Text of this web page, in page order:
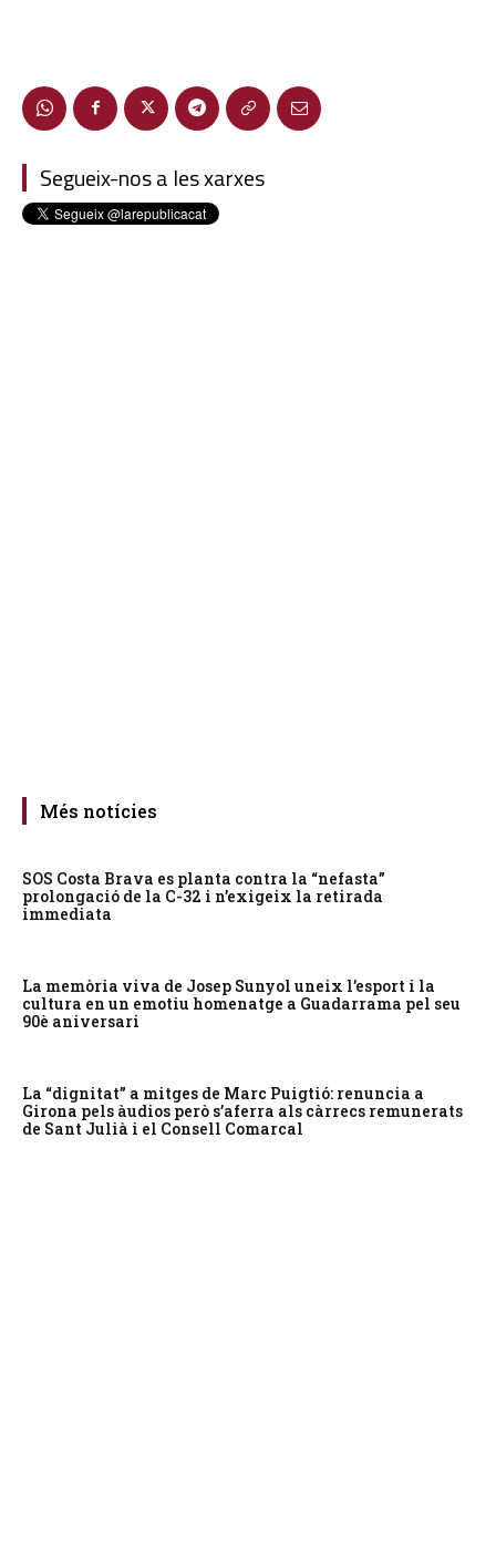
Segueix-nos a les xarxes
Més notícies
SOS Costa Brava es planta contra la “nefasta”
prolongació de la C-32 i n’exigeix la retirada
immediata
La memòria viva de Josep Sunyol uneix l’esport i la
cultura en un emotiu homenatge a Guadarrama pel seu
90è aniversari
La “dignitat” a mitges de Marc Puigtió: renuncia a
Girona pels àudios però s’aferra als càrrecs remunerats
de Sant Julià i el Consell Comarcal